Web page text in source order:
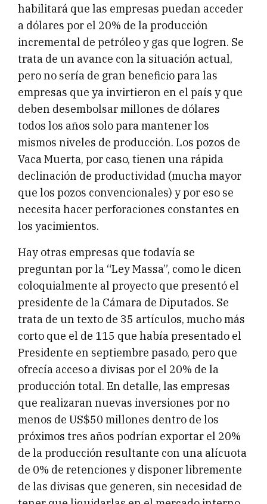
habilitará que las empresas puedan acceder
a dólares por el 20% de la producción
incremental de petróleo y gas que logren. Se
trata de un avance con la situación actual,
pero no sería de gran beneficio para las
empresas que ya invirtieron en el país y que
deben desembolsar millones de dólares
todos los años solo para mantener los
mismos niveles de producción. Los pozos de
Vaca Muerta, por caso, tienen una rápida
declinación de productividad (mucha mayor
que los pozos convencionales) y por eso se
necesita hacer perforaciones constantes en
los yacimientos.
Hay otras empresas que todavía se
preguntan por la “Ley Massa”, como le dicen
coloquialmente al proyecto que presentó el
presidente de la Cámara de Diputados. Se
trata de un texto de 35 artículos, mucho más
corto que el de 115 que había presentado el
Presidente en septiembre pasado, pero que
ofrecía acceso a divisas por el 20% de la
producción total. En detalle, las empresas
que realizaran nuevas inversiones por no
menos de US$50 millones dentro de los
próximos tres años podrían exportar el 20%
de la producción resultante con una alícuota
de 0% de retenciones y disponer libremente
de las divisas que generen, sin necesidad de